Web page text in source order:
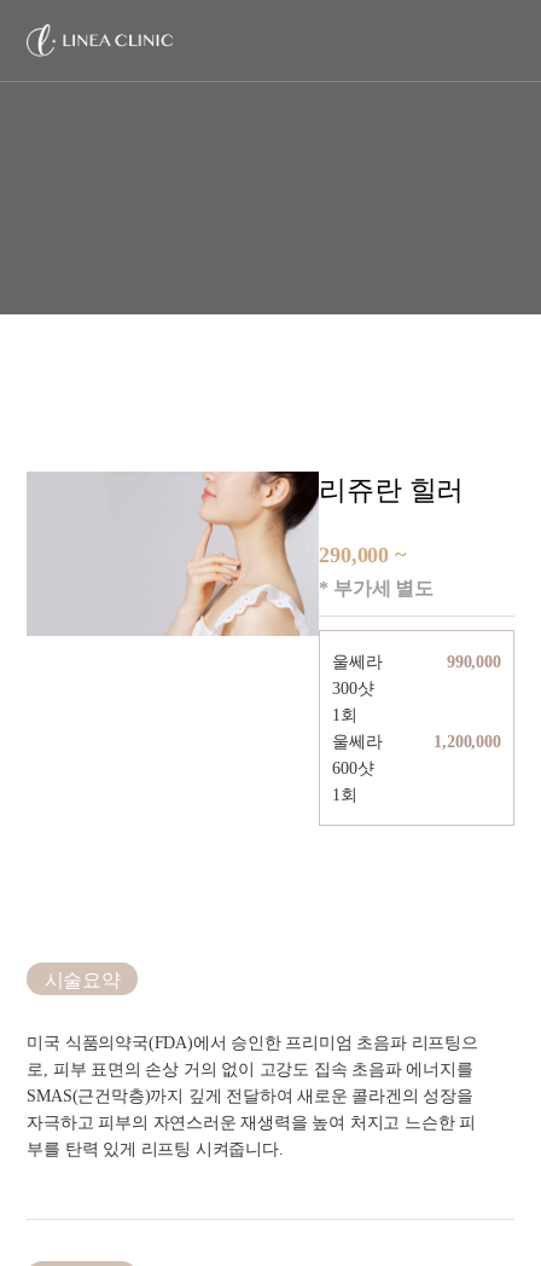
리쥬란 힐러
290,000 ~
* 부가세 별도
울쎄라
300샷
1회
990,000
울쎄라
600샷
1회
1,200,000
시술요약
미국 식품의약국(FDA)에서 승인한 프리미엄 초음파 리프팅으
로, 피부 표면의 손상 거의 없이 고강도 집속 초음파 에너지를
SMAS(근건막층)까지 깊게 전달하여 새로운 콜라겐의 성장을
자극하고 피부의 자연스러운 재생력을 높여 처지고 느슨한 피
부를 탄력 있게 리프팅 시켜줍니다.